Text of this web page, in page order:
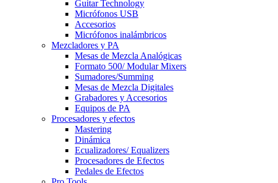
Guitar Technology
Micrófonos USB
Accesorios
Micrófonos inalámbricos
Mezcladores y PA
Mesas de Mezcla Analógicas
Formato 500/ Modular Mixers
Sumadores/Summing
Mesas de Mezcla Digitales
Grabadores y Accesorios
Equipos de PA
Procesadores y efectos
Mastering
Dinámica
Ecualizadores/ Equalizers
Procesadores de Efectos
Pedales de Efectos